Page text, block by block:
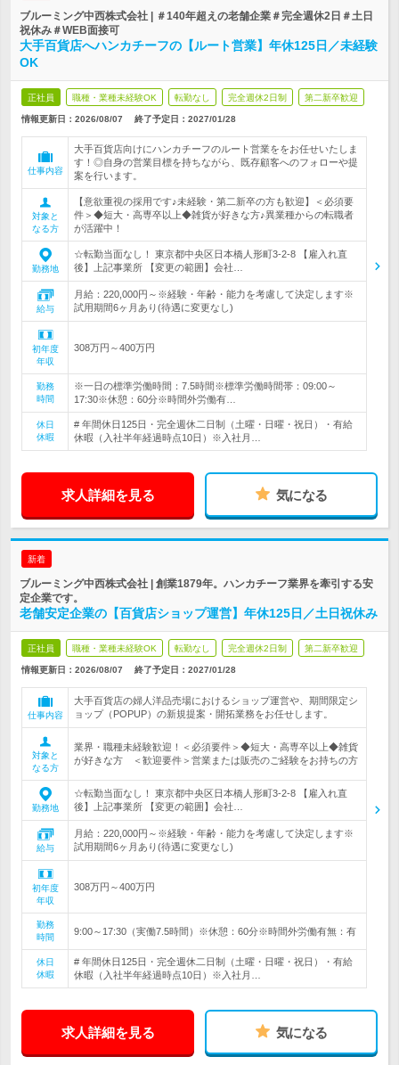
ブルーミング中西株式会社 | ＃140年超えの老舗企業＃完全週休2日＃土日
祝休み＃WEB面接可
大手百貨店へハンカチーフの【ルート営業】年休125日／未経験
OK
正社員 職種・業種未経験OK 転勤なし 完全週休2日制 第二新卒歓迎
情報更新日：2026/08/07 終了予定日： 2027/01/28
仕事内容
大手百貨店向けにハンカチーフのルート営業ををお任せいたしま
す！◎自身の営業目標を持ちながら、既存顧客へのフォローや提
案を行います。
対象と
なる方
【意欲重視の採用です♪未経験・第二新卒の方も歓迎】＜必須要
件＞◆短大・高専卒以上◆雑貨が好きな方♪異業種からの転職者
が活躍中！
勤務地
☆転勤当面なし！ 東京都中央区日本橋人形町3-2-8 【雇入れ直
後】上記事業所 【変更の範囲】会社…
給与
月給：220,000円～※経験・年齢・能力を考慮して決定します※
試用期間6ヶ月あり(待遇に変更なし)
初年度
年収
308万円～400万円
勤務
時間
※一日の標準労働時間：7.5時間※標準労働時間帯：09:00～
17:30※休憩：60分※時間外労働有…
休日
休暇
# 年間休日125日・完全週休二日制（土曜・日曜・祝日）・有給
休暇（入社半年経過時点10日）※入社月…
求人詳細を見る 気になる
新着
ブルーミング中西株式会社 | 創業1879年。ハンカチーフ業界を牽引する安
定企業です。
老舗安定企業の【百貨店ショップ運営】年休125日／土日祝休み
正社員 職種・業種未経験OK 転勤なし 完全週休2日制 第二新卒歓迎
情報更新日：2026/08/07 終了予定日： 2027/01/28
仕事内容
大手百貨店の婦人洋品売場におけるショップ運営や、期間限定シ
ョップ（POPUP）の新規提案・開拓業務をお任せします。
対象と
なる方
業界・職種未経験歓迎！＜必須要件＞◆短大・高専卒以上◆雑貨
が好きな方 ＜歓迎要件＞営業または販売のご経験をお持ちの方
勤務地
☆転勤当面なし！ 東京都中央区日本橋人形町3-2-8 【雇入れ直
後】上記事業所 【変更の範囲】会社…
給与
月給：220,000円～※経験・年齢・能力を考慮して決定します※
試用期間6ヶ月あり(待遇に変更なし)
初年度
年収
308万円～400万円
勤務
時間
9:00～17:30（実働7.5時間）※休憩：60分※時間外労働有無：有
休日
休暇
# 年間休日125日・完全週休二日制（土曜・日曜・祝日）・有給
休暇（入社半年経過時点10日）※入社月…
求人詳細を見る 気になる